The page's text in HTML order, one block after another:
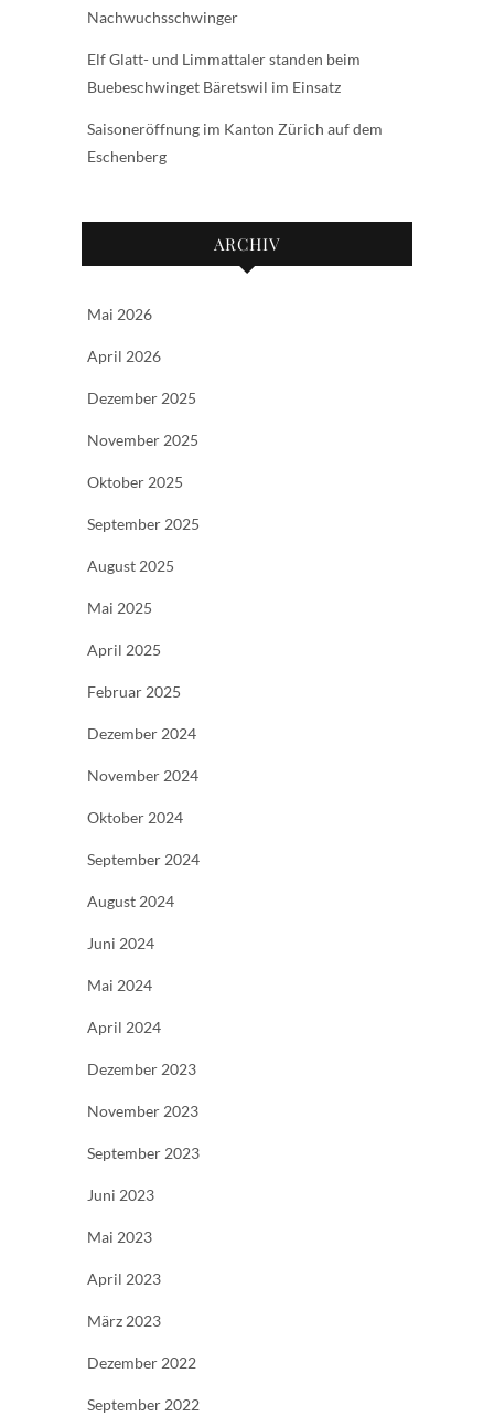
Nachwuchsschwinger
Elf Glatt- und Limmattaler standen beim
Buebeschwinget Bäretswil im Einsatz
Saisoneröffnung im Kanton Zürich auf dem
Eschenberg
ARCHIV
Mai 2026
April 2026
Dezember 2025
November 2025
Oktober 2025
September 2025
August 2025
Mai 2025
April 2025
Februar 2025
Dezember 2024
November 2024
Oktober 2024
September 2024
August 2024
Juni 2024
Mai 2024
April 2024
Dezember 2023
November 2023
September 2023
Juni 2023
Mai 2023
April 2023
März 2023
Dezember 2022
September 2022